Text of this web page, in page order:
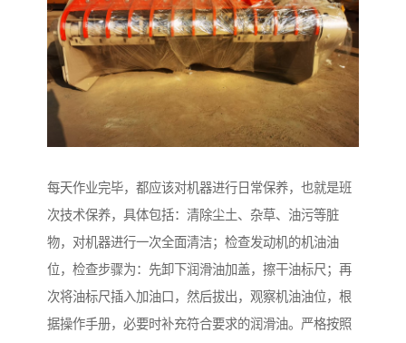
每天作业完毕，都应该对机器进行日常保养，也就是班
次技术保养，具体包括：清除尘土、杂草、油污等脏
物，对机器进行一次全面清洁；检查发动机的机油油
位，检查步骤为：先卸下润滑油加盖，擦干油标尺；再
次将油标尺插入加油口，然后拔出，观察机油油位，根
据操作手册，必要时补充符合要求的润滑油。严格按照